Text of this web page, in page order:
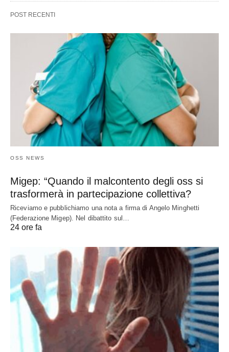
POST RECENTI
OSS NEWS
Migep: “Quando il malcontento degli oss si
trasformerà in partecipazione collettiva?
Riceviamo e pubblichiamo una nota a firma di Angelo Minghetti
(Federazione Migep). Nel dibattito sul…
24 ore fa